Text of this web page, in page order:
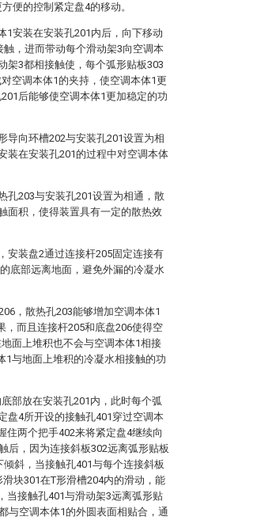
便的控制紧定盘4的移动。
1安装在安装孔201内后，向下移动
，进而带动每个滑动架3向空调本
架3都相接触使，每个弧形贴板303
空调本体1的夹持，使空调本体1更
后能够使空调本体1更加稳定的功
导向环槽202与安装孔201设置为相
装在安装孔201的过程中对空调本体
孔203与安装孔201设置为相通，散
面积，使得装置具有一定的散热效
安装盘2通过连接杆205固定连接有
底部远离地面，避免外漏的冷凝水
，散热孔203能够增加空调本体1
，而且连接杆205和底盘206使得空
面上堆积也不会与空调本体1相接
1与地面上堆积的冷凝水相接触的功
部放在安装孔201内，此时每个弧
盘4所开设的接触孔401穿过空调本
住两个把手402来将紧定盘4继续向
后，因为连接斜板302远离弧形贴板
斜，当接触孔401与每个连接斜板
块301在T形滑槽204内的滑动，能
当接触孔401与滑动架3远离弧形贴
与空调本体1的外圆表面相贴合，通